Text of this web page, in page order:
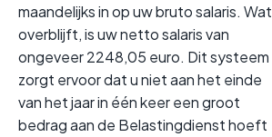
maandelijks in op uw bruto salaris. Wat
overblijft, is uw netto salaris van
ongeveer 2248,05 euro. Dit systeem
zorgt ervoor dat u niet aan het einde
van het jaar in één keer een groot
bedrag aan de Belastingdienst hoeft